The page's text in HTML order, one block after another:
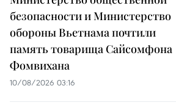
безопасности и Министерство
обороны Вьетнама почтили
память товарища Сайсомфона
Фомвихана
10/08/2026 03:16